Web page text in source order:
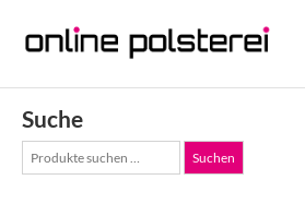
Suche
Suche
nach:
Suchen